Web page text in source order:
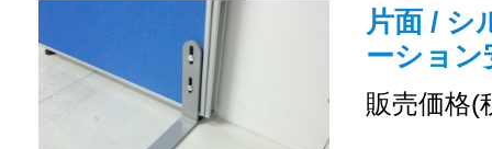
片面 / シ
ーション
販売価格(